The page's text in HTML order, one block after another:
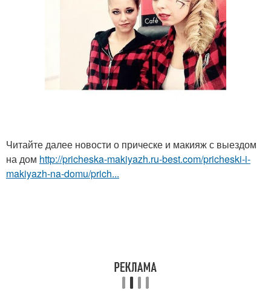
Читайте далее новости о прическе и макияж с выездом
на дом http://pricheska-makiyazh.ru-best.com/pricheski-i-
makiyazh-na-domu/prich...